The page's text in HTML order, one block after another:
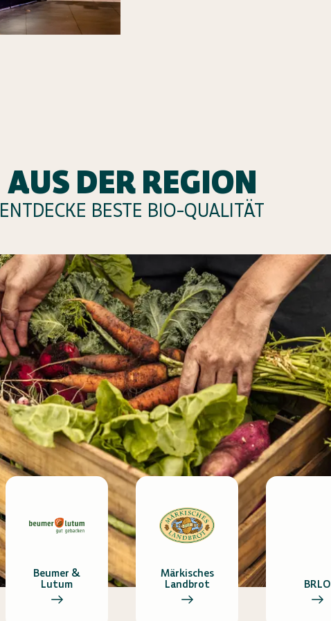
AUS DER REGION
ENTDECKE BESTE BIO-QUALITÄT
Beumer &
Lutum
Märkisches
Landbrot
BRLO